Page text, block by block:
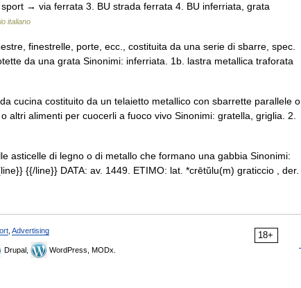
→ via ferrata 3. BU strada ferrata 4. BU inferriata, grata
italiano
finestrelle, porte, ecc., costituita da una serie di sbarre, spec.
da una grata Sinonimi: inferriata. 1b. lastra metallica traforata
cucina costituito da un telaietto metallico con sbarrette parallele o
altri alimenti per cuocerli a fuoco vivo Sinonimi: gratella, griglia. 2.
asticelle di legno o di metallo che formano una gabbia Sinonimi:
{{/line}} DATA: av. 1449. ETIMO: lat. *crētŭlu(m) graticcio , der.
18+
Advertising
Drupal, WordPress, MODx.